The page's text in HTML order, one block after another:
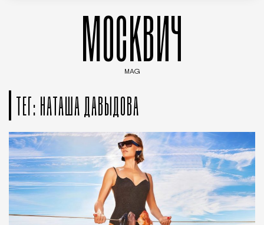
МОСКВИЧ
MAG
ТЕГ: НАТАША ДАВЫДОВА